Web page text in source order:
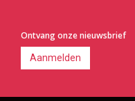
Ontvang onze nieuwsbrief
Aanmelden